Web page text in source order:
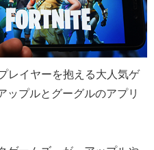
レイヤーを抱える大人気ゲ
ップルとグーグルのアプリ